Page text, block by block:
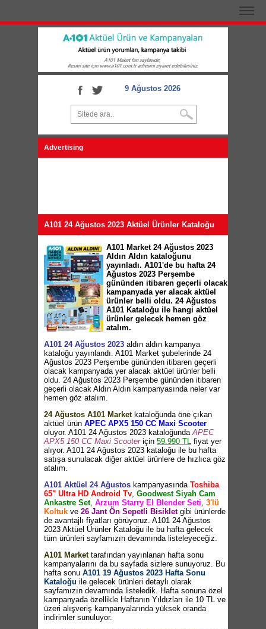
9 Ağustos 2026
Advertising
A101 24 Ağustos 2023 Aktüel Ürünler Kataloğu
A101 Market 24 Ağustos 2023
Aldın Aldın kataloğunu
yayınladı. A101'de bu hafta 24
Ağustos 2023 Perşembe
gününden itibaren geçerli olacak
kampanyada yer alacak aktüel
ürünler belli oldu. 24 Ağustos
A101 Kataloğu ile hangi aktüel
ürünler gelecek hemen göz
atalım.
A101 24 Ağustos 2023 aldın aldın kampanya
kataloğu yayınlandı. A101 Market şubelerinde 24
Ağustos 2023 Perşembe gününden itibaren geçerli
olacak kampanyada yer alacak aktüel ürünler belli
oldu. 24 Ağustos 2023 Perşembe gününden itibaren
geçerli olacak Aldın Aldın kampanyasında neler var
hemen göz atalım.
24 Ağustos A101 Marketkataloğunda öne çıkan
aktüel ürün APEC APX5 150 CC Maxi Scooter
oluyor. A101 24 Ağustos 2023 kataloğundaAPEC
APX5 150 CC Maxi Scooteriçin 59.990 TL fiyat yer
alıyor. A101 24 Ağustos 2023 kataloğu ile bu hafta
satışa sunulacak diğer aktüel ürünlere de hızlıca göz
atalım.
A101 Aktüel 24 Ağustos kampanyasında Toshiba
65" Ultra HD Android Tv, Goodwest Siyah Cam
Ankastre Set, Arzum Starry El Blender Seti, 3'lü
Koltuk ve 26 Jant Ön Sepetli Bisikletgibi ürünlerde
de avantajlı fiyatları görüyoruz. A101 24 Ağustos
2023 Aktüel Ürünler Kataloğu ile bu hafta gelecek
tüm ürünleri sayfamızın devamında listeleyeceğiz.
A101 Markettarafından yayınlanan hafta sonu
kampanyalarını da bu sayfada sizlere sunuyoruz. Bu
hafta sonu A101 19 Ağustos 2023 Hafta Sonu
Kataloğu ile gelecek ürünleri detaylı olarak
sayfamızın devamında listeledik. Hafta sonuna özel
kampanyada özellikle Haftanın Yıldızları ile 10 TL ve
üzeri alışveriş kampanyalarında yüksek oranda
indirimler sunuluyor.